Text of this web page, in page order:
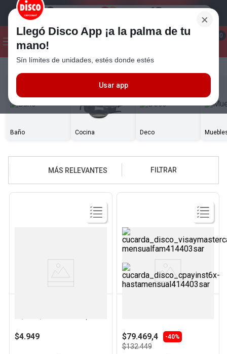
¡Hola! ¿Qué estas buscando? 0
Seleccioná el método de entrega
×
Llegó Disco App ¡a la palma de tu
mano!
Sín límites de unidades, estés donde estés
Usar app
Baño Cocina Deco
MÁS RELEVANTES FILTRAR
Ver
Producto
$4.949
Ver
Producto
$79.469,4 -40%
$132.449
4.
5.
Carne
7.
Queso